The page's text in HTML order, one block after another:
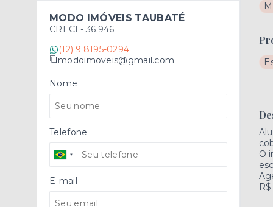
O
MODO IMÓVEIS TAUBATÉ
CRECI - 36.946
(12) 9 8195-0294
modoimoveis@gmail.com
Nome
Telefone
E-mail